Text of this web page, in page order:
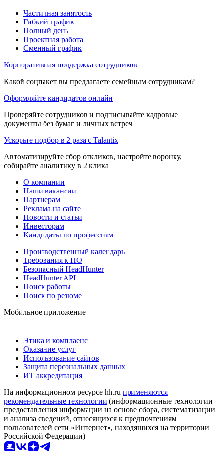
Частичная занятость
Гибкий график
Полный день
Проектная работа
Сменный график
Корпоративная поддержка сотрудников
Какой соцпакет вы предлагаете семейным сотрудникам?
Оформляйте кандидатов онлайн
Проверяйте сотрудников и подписывайте кадровые
документы без бумаг и личных встреч
Ускорьте подбор в 2 раза с Talantix
Автоматизируйте сбор откликов, настройте воронку,
собирайте аналитику в 2 клика
О компании
Наши вакансии
Партнерам
Реклама на сайте
Новости и статьи
Инвесторам
Кандидаты по профессиям
Производственный календарь
Требования к ПО
Безопасный HeadHunter
HeadHunter API
Поиск работы
Поиск по резюме
Мобильное приложение
Этика и комплаенс
Оказание услуг
Использование сайтов
Защита персональных данных
ИТ аккредитация
На информационном ресурсе hh.ru применяются
рекомендательные технологии (информационные технологии
предоставления информации на основе сбора, систематизации
и анализа сведений, относящихся к предпочтениям
пользователей сети «Интернет», находящихся на территории
Российской Федерации)